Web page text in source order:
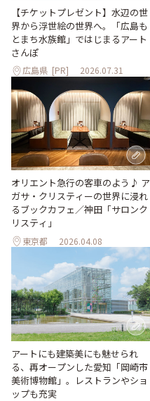
【チケットプレゼント】水辺の世
界から浮世絵の世界へ。「広島も
とまち水族館」ではじまるアート
さんぽ
広島県 [PR] 2026.07.31
オリエント急行の客車のよう♪ ア
ガサ・クリスティーの世界に浸れ
るブックカフェ／神田「サロンク
リスティ」
東京都 2026.04.08
アートにも建築美にも魅せられ
る、再オープンした愛知「岡崎市
美術博物館」。レストランやショ
ップも充実